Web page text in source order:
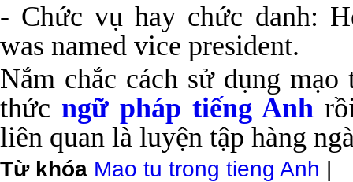
- Chức vụ hay chức danh:
was named vice president.
Nắm chắc cách sử dụng
thức ngữ pháp tiếng Anh
liên quan là luyện tập hàng
Từ khóa Mao tu trong tieng Anh |